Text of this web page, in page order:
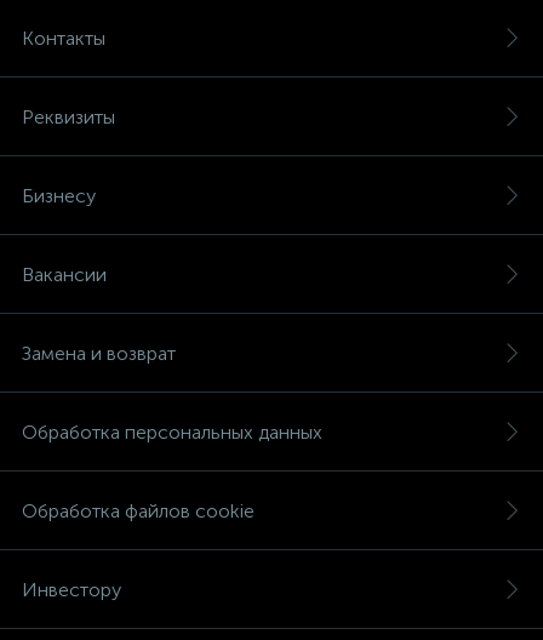
Контакты
Реквизиты
Бизнесу
Вакансии
Замена и возврат
Обработка персональных данных
Обработка файлов cookie
Инвестору